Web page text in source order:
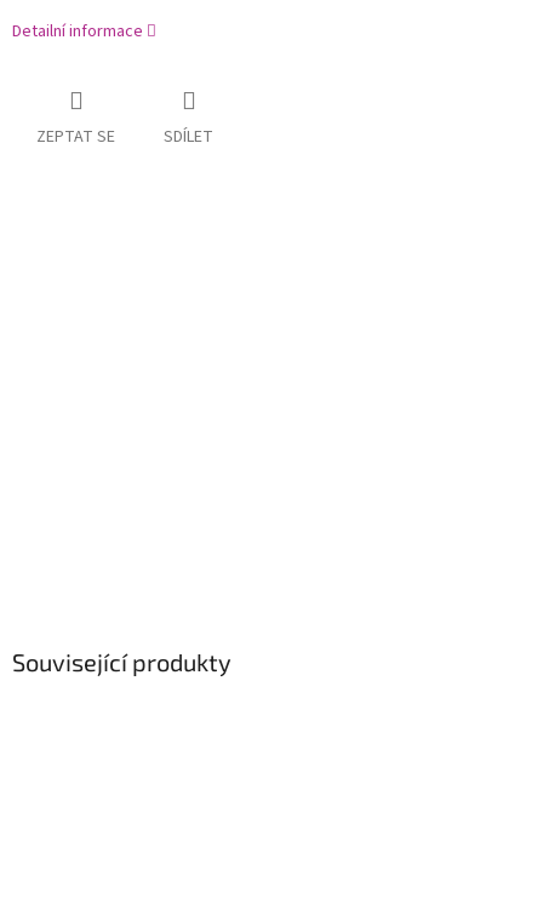
Detailní informace
ZEPTAT SE SDÍLET
Související produkty